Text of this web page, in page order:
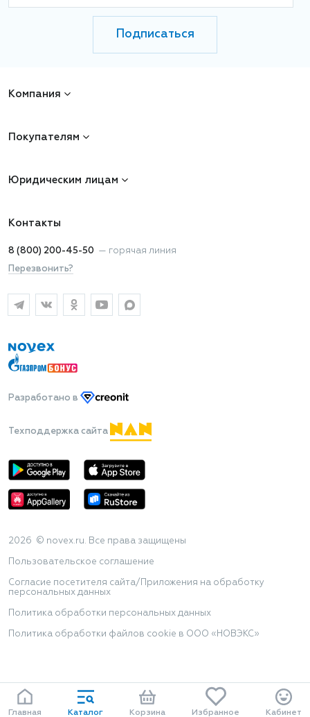
Подписаться
Компания
Покупателям
Юридическим лицам
Контакты
8 (800) 200-45-50 — горячая линия
Перезвонить?
Разработано в
Техподдержка сайта
2026 © novex.ru. Все права защищены
Пользовательское соглашение
Согласие посетителя сайта/Приложения на обработку
персональных данных
Политика обработки персональных данных
Политика обработки файлов cookie в ООО «НОВЭКС»
Главная Каталог Корзина Избранное Кабинет